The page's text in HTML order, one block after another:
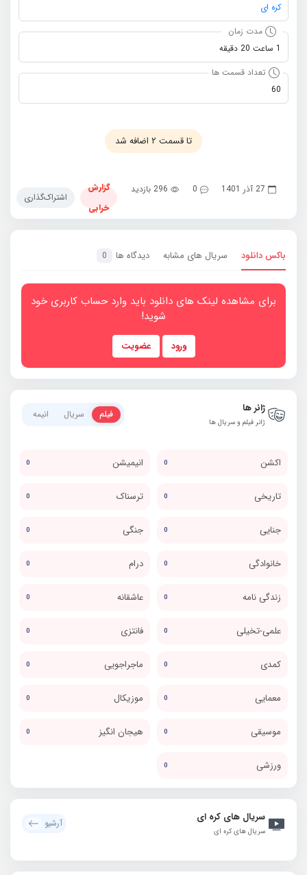
کره ای
مدت زمان
1 ساعت 20 دقیقه
تعداد قسمت ها
60
تا قسمت ۲ اضافه شد
27 آذر 1401 0 296 بازدید
گزارش
خرابی
اشتراک‌گذاری
باکس دانلود سریال های مشابه دیدگاه ها 0
برای مشاهده لینک های دانلود باید وارد حساب کاربری خود
شوید!
ورود عضویت
ژانر ها
ژانر فیلم و سریال ها
فیلم سریال انیمه
اکشن 0 انیمیشن 0
تاریخی 0 ترسناک 0
جنایی 0 جنگی 0
خانوادگی 0 درام 0
زندگی نامه 0 عاشقانه 0
علمی-تخیلی 0 فانتزی 0
کمدی 0 ماجراجویی 0
معمایی 0 موزیکال 0
موسیقی 0 هیجان انگیز 0
ورزشی 0
سریال های کره ای
سریال های کره ای
آرشیو